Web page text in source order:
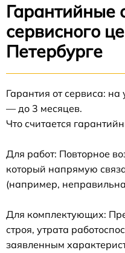
Гарантийные
сервисного
Петербурге
Гарантия от сервиса:
— до 3 месяцев.
Что считается
Для работ: Повторное
который напрямую
(например,
Для комплектующих:
строя, утрата
заявленным